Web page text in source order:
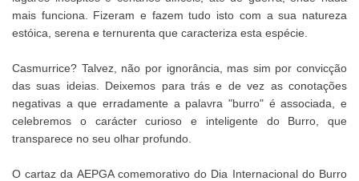
mais funciona. Fizeram e fazem tudo isto com a sua natureza
estóica, serena e ternurenta que caracteriza esta espécie.
Casmurrice? Talvez, não por ignorância, mas sim por convicção
das suas ideias. Deixemos para trás e de vez as conotações
negativas a que erradamente a palavra "burro" é associada, e
celebremos o carácter curioso e inteligente do Burro, que
transparece no seu olhar profundo.
O cartaz da AEPGA comemorativo do Dia Internacional do Burro